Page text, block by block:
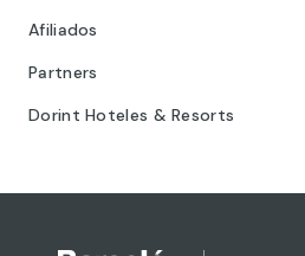
Afiliados
Partners
Dorint Hoteles & Resorts